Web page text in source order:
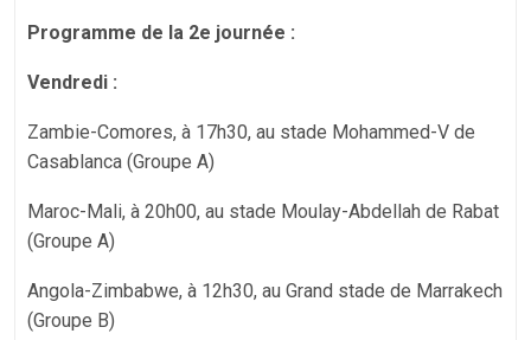
Programme de la 2e journée :
‎Vendredi :
Zambie-Comores, à 17h30, au stade Mohammed-V de
Casablanca (Groupe A)
Maroc-Mali, à 20h00, au stade Moulay-Abdellah de Rabat
(Groupe A)
Angola-Zimbabwe, à 12h30, au Grand stade de Marrakech
(Groupe B)